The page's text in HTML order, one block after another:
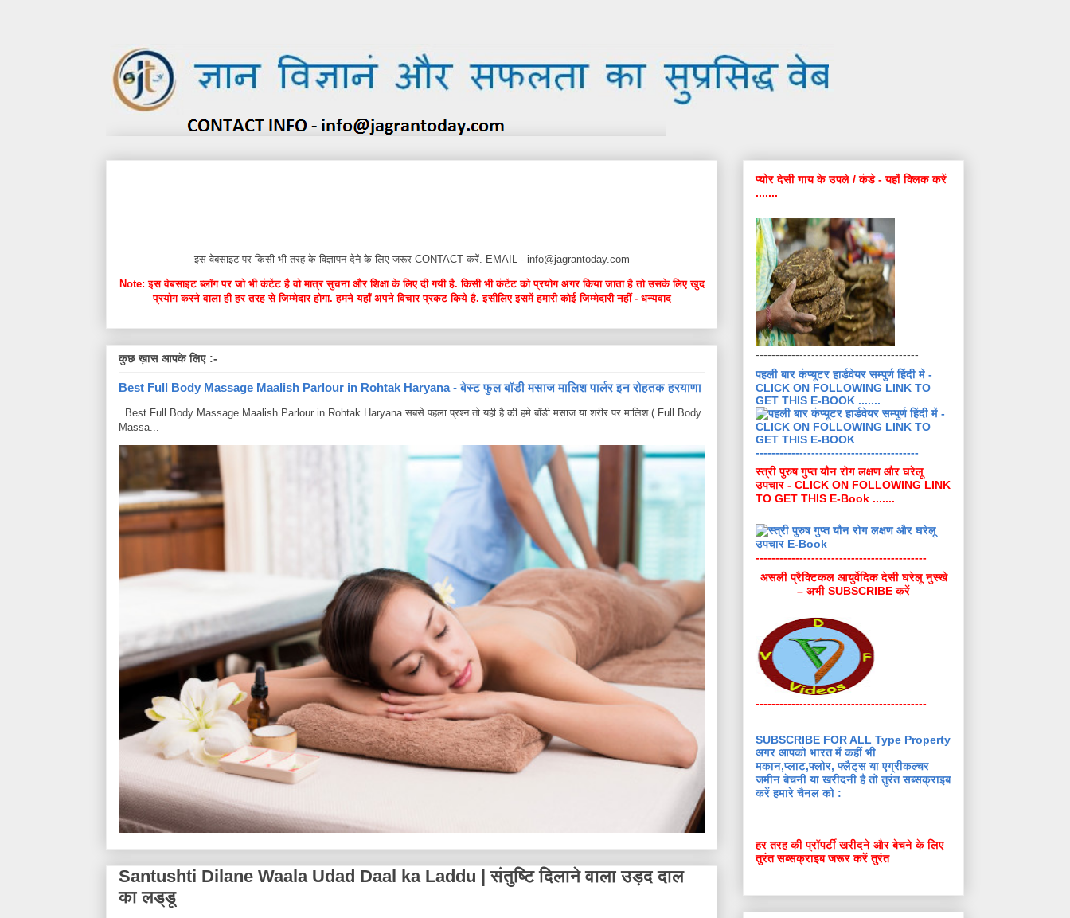
इस वेबसाइट पर किसी भी तरह के विज्ञापन देने के लिए जरूर CONTACT करें. EMAIL - info@jagrantoday.com
Note: इस वेबसाइट ब्लॉग पर जो भी कंटेंट है वो मात्र सुचना और शिक्षा के लिए दी गयी है. किसी भी कंटेंट को प्रयोग अगर किया जाता है तो उसके लिए खुद
प्रयोग करने वाला ही हर तरह से जिम्मेदार होगा. हमने यहाँ अपने विचार प्रकट किये है. इसीलिए इसमें हमारी कोई जिम्मेदारी नहीं - धन्यवाद
कुछ ख़ास आपके लिए :-
Best Full Body Massage Maalish Parlour in Rohtak Haryana - बेस्ट फुल बॉडी मसाज मालिश पार्लर इन रोहतक हरयाणा
Best Full Body Massage Maalish Parlour in Rohtak Haryana सबसे पहला प्रश्न तो यही है की हमे बॉडी मसाज या शरीर पर मालिश ( Full Body
Massa...
Santushti Dilane Waala Udad Daal ka Laddu | संतुष्टि दिलाने वाला उड़द दाल
का लड्डू
प्योर देसी गाय के उपले / कंडे - यहाँ क्लिक करें
.......
-----------------------------------------
पहली बार कंप्यूटर हार्डवेयर सम्पुर्ण हिंदी में -
CLICK ON FOLLOWING LINK TO
GET THIS E-BOOK .......
-----------------------------------------
स्त्री पुरुष गुप्त यौन रोग लक्षण और घरेलू
उपचार - CLICK ON FOLLOWING LINK
TO GET THIS E-Book .......
-------------------------------------------
असली प्रैक्टिकल आयुर्वेदिक देसी घरेलू नुस्खे
– अभी SUBSCRIBE करें
-------------------------------------------
SUBSCRIBE FOR ALL Type Property
अगर आपको भारत में कहीं भी
मकान,प्लाट,फ्लोर, फ्लैट्स या एग्रीकल्चर
जमीन बेचनी या खरीदनी है तो तुरंत सब्सक्राइब
करें हमारे चैनल को :
हर तरह की प्रॉपर्टी खरीदने और बेचने के लिए
तुरंत सब्सक्राइब जरूर करें तुरंत